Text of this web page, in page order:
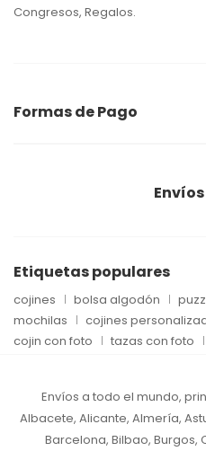
Congresos, Regalos.
Formas de Pago
Etiquetas populares
cojines bolsa algodón
mochilas
cojines
cojin con foto
tazas con foto
Envíos a todo el mundo,
Albacete, Alicante, Almería,
Barcelona, Bilbao, Burgos,